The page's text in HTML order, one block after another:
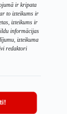
ir kripata
to izteikums ir
izteikums ir
informācijas
izteikuma
redaktori